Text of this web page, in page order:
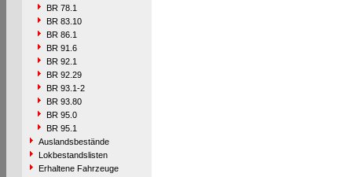
BR 78.1
BR 83.10
BR 86.1
BR 91.6
BR 92.1
BR 92.29
BR 93.1-2
BR 93.80
BR 95.0
BR 95.1
Auslandsbestände
Lokbestandslisten
Erhaltene Fahrzeuge